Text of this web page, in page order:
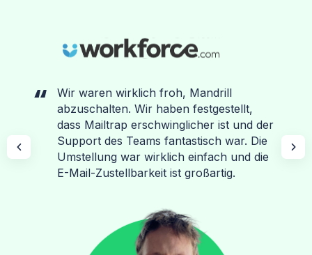
Wir waren wirklich froh, Mandrill
abzuschalten. Wir haben festgestellt,
dass Mailtrap erschwinglicher ist und der
Support des Teams fantastisch war. Die
Umstellung war wirklich einfach und die
E-Mail-Zustellbarkeit ist großartig.